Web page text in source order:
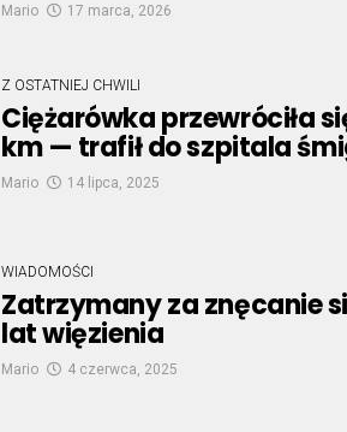
Mario 17 marca, 2026
Z OSTATNIEJ CHWILI
Ciężarówka przewróciła
km — trafił do szpitala
Mario 14 lipca, 2025
WIADOMOŚCI
Zatrzymany za znęcanie
lat więzienia
Mario 4 czerwca, 2025